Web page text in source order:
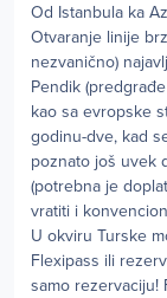
Od Istanbula ka
Otvaranje linije
nezvanično)
Pendik
kao sa evropske
godinu-dve, kad
poznato još uvek
(potrebna je
vratiti i
U okviru Turske
Flexipass ili
samo rezervaciju!